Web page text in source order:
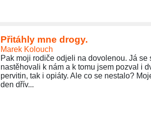
Přitáhly mne drogy.
Marek Kolouch
Pak moji rodiče odjeli na dovolenou. Já se
nastěhovali k nám a k tomu jsem pozval i
pervitin, tak i opiáty. Ale co se nestalo?
den dřív...